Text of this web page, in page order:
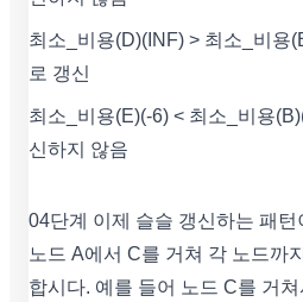
최소_비용(D)(INF) > 최소_비용
로 갱신
최소_비용(E)(-6) < 최소_비용
신하지 않음
04단계 이제 슬슬 갱신하는 패
노드 A에서 C를 거쳐 각 노드까
합시다. 예를 들어 노드 C를 거